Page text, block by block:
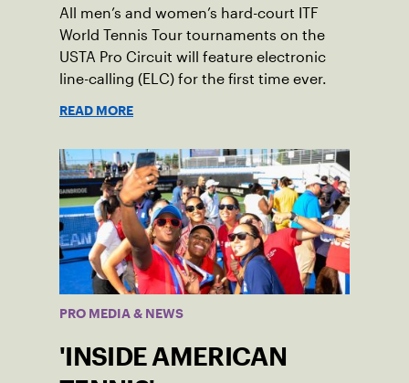
All men’s and women’s hard-court ITF
World Tennis Tour tournaments on the
USTA Pro Circuit will feature electronic
line-calling (ELC) for the first time ever.
READ MORE
PRO MEDIA & NEWS
'INSIDE AMERICAN